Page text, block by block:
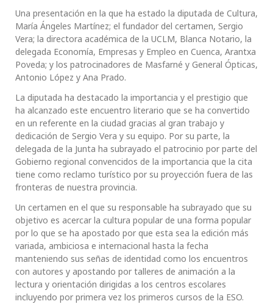
Una presentación en la que ha estado la diputada de Cultura,
María Ángeles Martínez; el fundador del certamen, Sergio
Vera; la directora académica de la UCLM, Blanca Notario, la
delegada Economía, Empresas y Empleo en Cuenca, Arantxa
Poveda; y los patrocinadores de Masfarné y General Ópticas,
Antonio López y Ana Prado.
La diputada ha destacado la importancia y el prestigio que
ha alcanzado este encuentro literario que se ha convertido
en un referente en la ciudad gracias al gran trabajo y
dedicación de Sergio Vera y su equipo. Por su parte, la
delegada de la Junta ha subrayado el patrocinio por parte del
Gobierno regional convencidos de la importancia que la cita
tiene como reclamo turístico por su proyección fuera de las
fronteras de nuestra provincia.
Un certamen en el que su responsable ha subrayado que su
objetivo es acercar la cultura popular de una forma popular
por lo que se ha apostado por que esta sea la edición más
variada, ambiciosa e internacional hasta la fecha
manteniendo sus señas de identidad como los encuentros
con autores y apostando por talleres de animación a la
lectura y orientación dirigidas a los centros escolares
incluyendo por primera vez los primeros cursos de la ESO.